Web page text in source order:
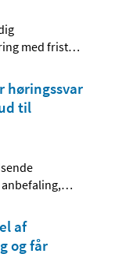
med frist…
høringssvar
til
…
af
og får